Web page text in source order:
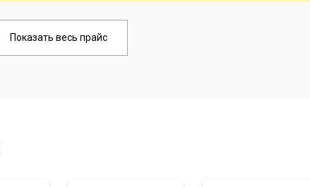
от 50 мин
Показать весь прайс